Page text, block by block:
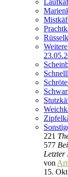
221
577
Letzter
von
15.